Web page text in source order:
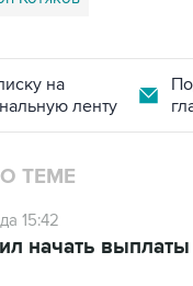
на
ленту
ТЕМЕ
15:42
начать